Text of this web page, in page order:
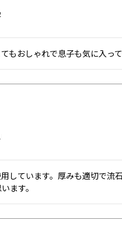
もおしゃれで息子も気に入って
しています。厚みも適切で流
ます。